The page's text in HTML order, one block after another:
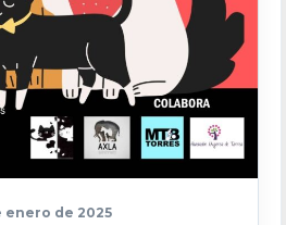
enero de 2025